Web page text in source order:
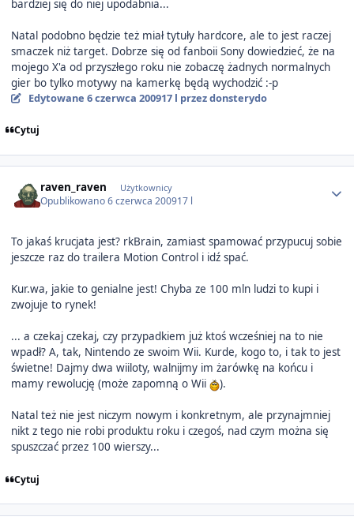
bardziej się do niej upodabnia...
Natal podobno będzie też miał tytuły hardcore, ale to jest raczej
smaczek niż target. Dobrze się od fanboii Sony dowiedzieć, że na
mojego X'a od przyszłego roku nie zobaczę żadnych normalnych
gier bo tylko motywy na kamerkę będą wychodzić :-p
Edytowane 6 czerwca 200917 l przez donsterydo
Cytuj
raven_raven Użytkownicy
Opublikowano6 czerwca 200917 l
To jakaś krucjata jest? rkBrain, zamiast spamować przypucuj sobie
jeszcze raz do trailera Motion Control i idź spać.
Kur.wa, jakie to genialne jest! Chyba ze 100 mln ludzi to kupi i
zwojuje to rynek!
... a czekaj czekaj, czy przypadkiem już ktoś wcześniej na to nie
wpadł? A, tak, Nintendo ze swoim Wii. Kurde, kogo to, i tak to jest
świetne! Dajmy dwa wiiloty, walnijmy im żarówkę na końcu i
mamy rewolucję (może zapomną o Wii
).
Natal też nie jest niczym nowym i konkretnym, ale przynajmniej
nikt z tego nie robi produktu roku i czegoś, nad czym można się
spuszczać przez 100 wierszy...
Cytuj